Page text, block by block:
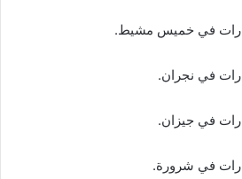
في خميس مشيط.
في نجران.
في جيزان.
في شرورة.